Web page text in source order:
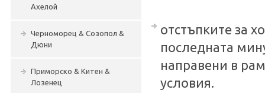
Ахелой
Черноморец & Созопол &
Дюни
Приморско & Китен &
Лозенец
отстъпките за
последната
направени в
условия.